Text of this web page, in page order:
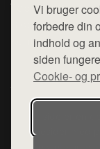
Vi bruger
forbedre din
indhold og
siden
Cookie- og
Top Rabatter
Blog
Kontakt
Denne side er en
hjemmesider